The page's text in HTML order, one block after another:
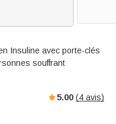
Insuline avec porte-clés
souffrant
5.00 (4 avis)